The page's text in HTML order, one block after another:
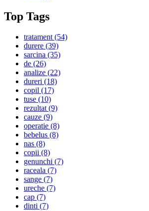
Top Tags
tratament(54)
durere (39)
sarcina (35)
de (26)
analize (22)
dureri (18)
copil (17)
tuse (10)
rezultat(9)
cauze (9)
operatie (8)
bebelus (8)
nas (8)
copii (8)
genunchi (7)
raceala (7)
sange (7)
ureche (7)
cap (7)
dinti (7)